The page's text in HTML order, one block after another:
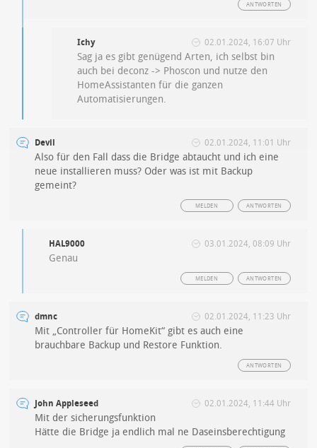
ANTWORTEN
Ichy 02.01.2024, 16:07 Uhr
Sag ja es gibt genügend Arten, ich selbst bin
auch bei deconz -> Phoscon und nutze den
HomeAssistanten für die ganzen
Automatisierungen.
Devil 02.01.2024, 11:01 Uhr
Also für den Fall dass die Bridge abtaucht und ich eine
neue installieren muss? Oder was ist mit Backup
gemeint?
ANTWORTEN
MELDEN
HAL9000 03.01.2024, 08:09 Uhr
Genau
ANTWORTEN
MELDEN
dmnc 02.01.2024, 11:23 Uhr
Mit „Controller für HomeKit“ gibt es auch eine
brauchbare Backup und Restore Funktion.
ANTWORTEN
John Appleseed 02.01.2024, 11:44 Uhr
Mit der sicherungsfunktion
Hätte die Bridge ja endlich mal ne Daseinsberechtigung